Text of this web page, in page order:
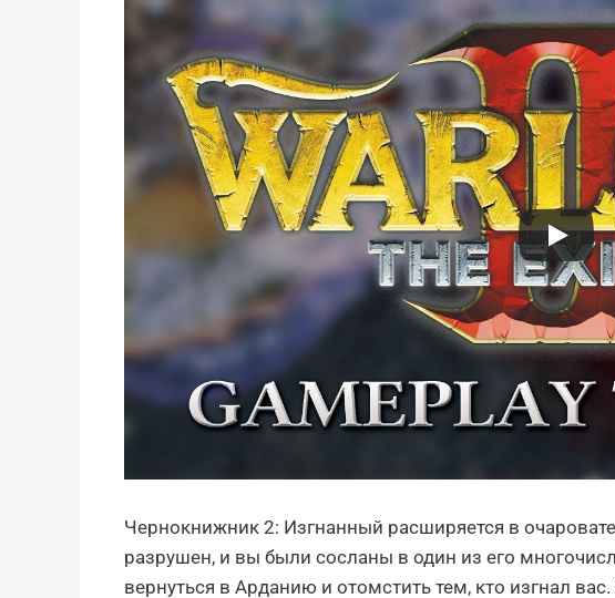
Чернокнижник 2: Изгнанный расширяется в
разрушен, и вы были сосланы в один из его
вернуться в Арданию и отомстить тем, кто изгнал